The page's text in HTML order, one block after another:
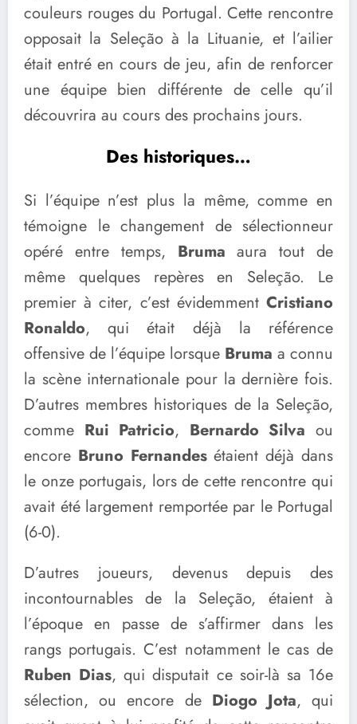
couleurs rouges du Portugal. Cette rencontre
opposait la Seleção à la Lituanie, et l’ailier
était entré en cours de jeu, afin de renforcer
une équipe bien différente de celle qu’il
découvrira au cours des prochains jours.
Des historiques…
Si l’équipe n’est plus la même, comme en
témoigne le changement de sélectionneur
opéré entre temps, Bruma aura tout de
même quelques repères en Seleção. Le
premier à citer, c’est évidemment Cristiano
Ronaldo, qui était déjà la référence
offensive de l’équipe lorsque Bruma a connu
la scène internationale pour la dernière fois.
D’autres membres historiques de la Seleção,
comme Rui Patricio, Bernardo Silvaou
encore Bruno Fernandesétaient déjà dans
le onze portugais, lors de cette rencontre qui
avait été largement remportée par le Portugal
(6-0).
D’autres joueurs, devenus depuis des
incontournables de la Seleção, étaient à
l’époque en passe de s’affirmer dans les
rangs portugais. C’est notamment le cas de
Ruben Dias, qui disputait ce soir-là sa 16e
sélection, ou encore de Diogo Jota, qui